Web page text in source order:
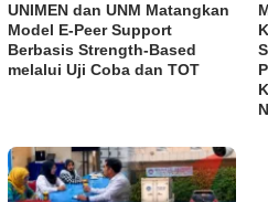
UNIMEN dan UNM Matangkan
Model E-Peer Support
Berbasis Strength-Based
melalui Uji Coba dan TOT